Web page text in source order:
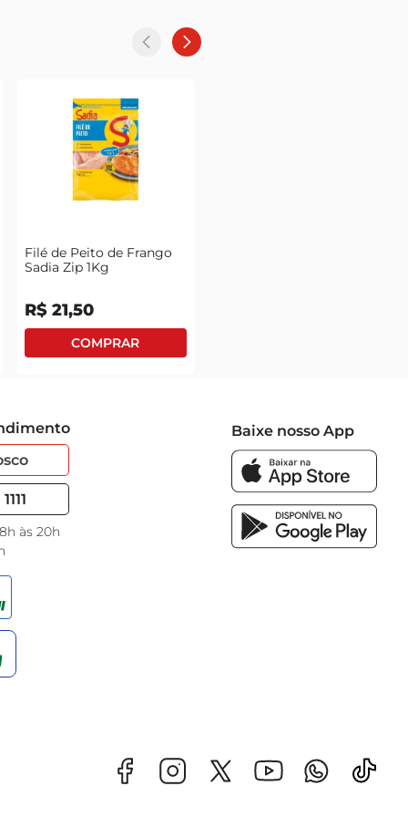
Filé de Peito de Frango
Sadia Zip 1Kg
R$ 21,50
às 20h
Baixe nosso App